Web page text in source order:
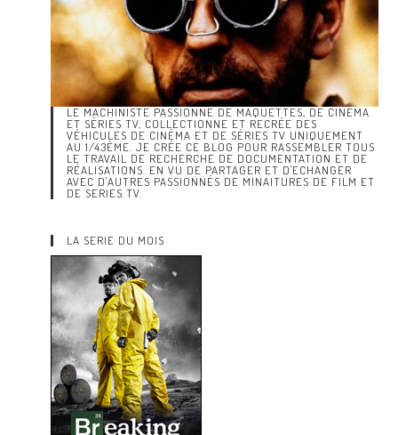
LE MACHINISTE PASSIONNÉ DE MAQUETTES, DE CINÉMA
ET SÉRIES TV, COLLECTIONNE ET RECRÉE DES
VÉHICULES DE CINÉMA ET DE SÉRIES TV UNIQUEMENT
AU 1/43ÈME. JE CRÉE CE BLOG POUR RASSEMBLER TOUS
LE TRAVAIL DE RECHERCHE DE DOCUMENTATION ET DE
RÉALISATIONS. EN VU DE PARTAGER ET D'ECHANGER
AVEC D'AUTRES PASSIONNÉS DE MINAITURES DE FILM ET
DE SERIES TV.
LA SERIE DU MOIS